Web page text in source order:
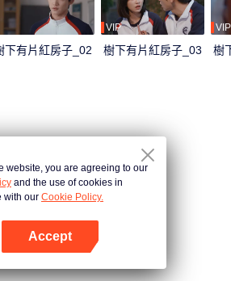
下有片紅房子_02
VIP
樹下有片紅房子_03
VIP
樹
website, you are agreeing to our
and the use of cookies in
with our Cookie Policy.
Accept